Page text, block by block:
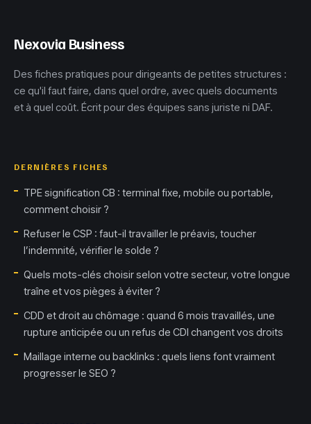
Nexovia Business
Des fiches pratiques pour dirigeants de petites structures :
ce qu'il faut faire, dans quel ordre, avec quels documents
et à quel coût. Écrit pour des équipes sans juriste ni DAF.
DERNIÈRES FICHES
TPE signification CB : terminal fixe, mobile ou portable,
comment choisir ?
Refuser le CSP : faut-il travailler le préavis, toucher
l’indemnité, vérifier le solde ?
Quels mots-clés choisir selon votre secteur, votre longue
traîne et vos pièges à éviter ?
CDD et droit au chômage : quand 6 mois travaillés, une
rupture anticipée ou un refus de CDI changent vos droits
Maillage interne ou backlinks : quels liens font vraiment
progresser le SEO ?